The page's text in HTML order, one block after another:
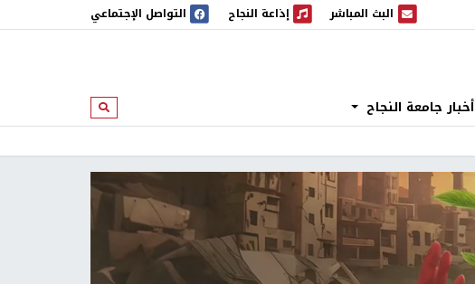
البث المباشر
البث المباشر إذاعة النجاح
إذاعة النجاح التواصل الإجتماعي
أخبار جامعة النجاح ابحث